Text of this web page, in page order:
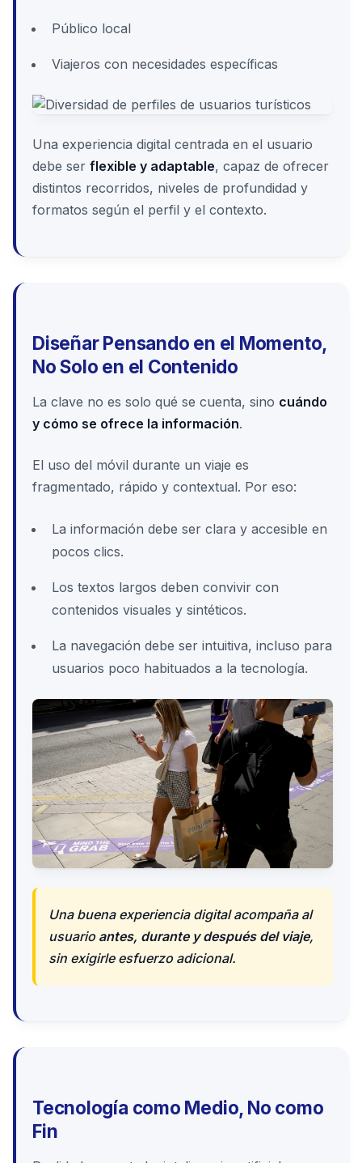
Público local
Viajeros con necesidades específicas
Una experiencia digital centrada en el usuario
debe ser flexible y adaptable, capaz de ofrecer
distintos recorridos, niveles de profundidad y
formatos según el perfil y el contexto.
Diseñar Pensando en el Momento,
No Solo en el Contenido
La clave no es solo qué se cuenta, sino cuándo
y cómo se ofrece la información.
El uso del móvil durante un viaje es
fragmentado, rápido y contextual. Por eso:
La información debe ser clara y accesible en
pocos clics.
Los textos largos deben convivir con
contenidos visuales y sintéticos.
La navegación debe ser intuitiva, incluso para
usuarios poco habituados a la tecnología.
Una buena experiencia digital acompaña al
usuario antes, durante y después del viaje,
sin exigirle esfuerzo adicional.
Tecnología como Medio, No como
Fin